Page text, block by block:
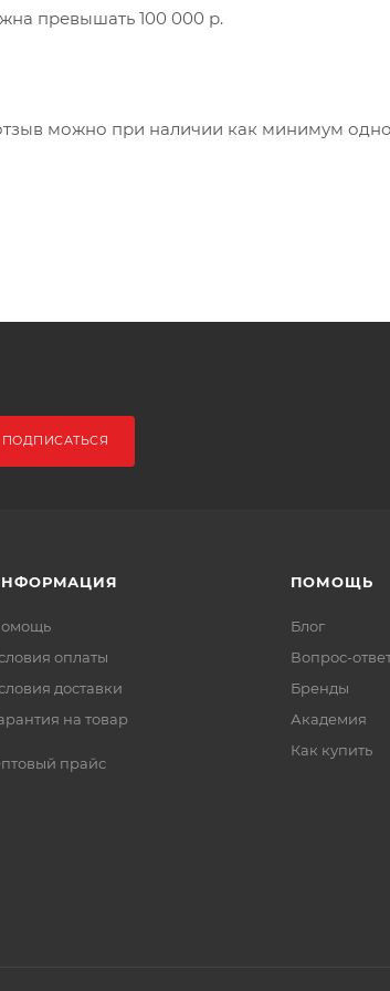
превышать 100 000 р.
можно при наличии как минимум
ПОДПИСАТЬСЯ
оплаты
доставки
на товар
прайс
ПОМОЩЬ
Блог
Вопрос-
Бренды
Академия
Как купить